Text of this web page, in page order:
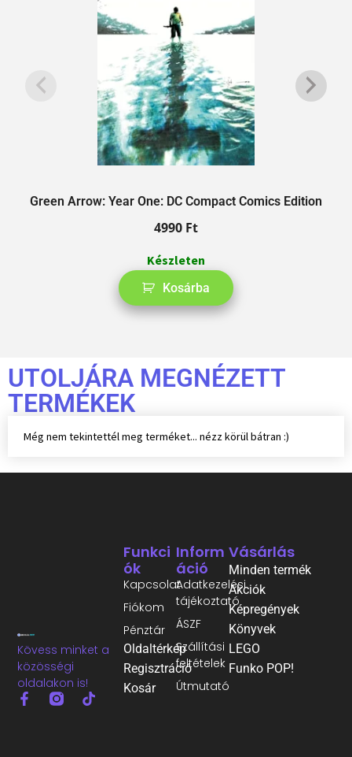
Green Arrow: Year One: DC Compact Comics Edition
4990 Ft
Készleten
Kosárba
UTOLJÁRA MEGNÉZETT
TERMÉKEK
Még nem tekintettél meg terméket... nézz körül bátran :)
Kövess minket a
közösségi
oldalakon is!
Inform
Áció
Adatkezelési
tájékoztató
ÁSZF
Szállítási
feltételek
Útmutató
Funkci
Ók
Kapcsolat
Fiókom
Pénztár
Oldaltérkép
Regisztráció
Kosár
Vásárlás
Minden termék
Akciók
Képregények
Könyvek
LEGO
Funko POP!